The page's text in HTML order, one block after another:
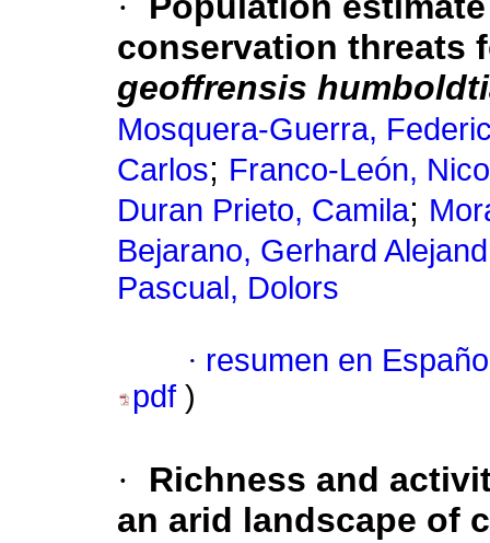
conservation threats
geoffrensis
Mosquera-Guerra,
Carlos; Franco-León,
Duran Prieto, Camila;
Bejarano, Gerhard
Pascual, Dolors
· resumen en
pdf )
·
Richness and
an arid landscape of